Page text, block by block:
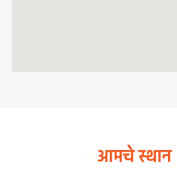
आमचे स्थान